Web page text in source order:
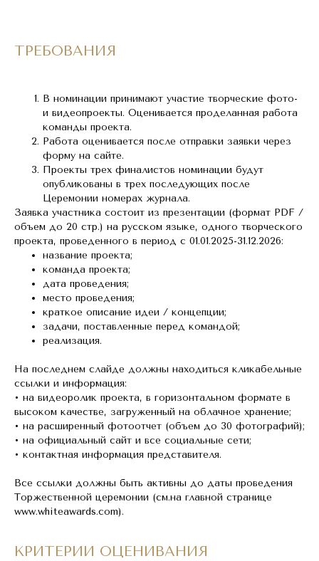
ТРЕБОВАНИЯ
В номинации принимают участие творческие фото-
и видеопроекты. Оценивается проделанная работа
команды проекта.
Работа оценивается после отправки заявки через
форму на сайте.
Проекты трех финалистов номинации будут
опубликованы в трех последующих после
Церемонии номерах журнала.
Заявка участника состоит из презентации (формат PDF /
объем до 20 стр.) на русском языке, одного творческого
проекта, проведенного в период с 01.01.2025-31.12.2026:
название проекта;
команда проекта;
дата проведения;
место проведения;
краткое описание идеи / концепции;
задачи, поставленные перед командой;
реализация.
На последнем слайде должны находиться кликабельные
ссылки и информация:
• на видеоролик проекта, в горизонтальном формате в
высоком качестве, загруженный на облачное хранение;
• на расширенный фотоотчет (объем до 30 фотографий);
• на официальный сайт и все социальные сети;
• контактная информация представителя.
Все ссылки должны быть активны до даты проведения
Торжественной церемонии (см.на главной странице
www.whiteawards.com).
КРИТЕРИИ ОЦЕНИВАНИЯ